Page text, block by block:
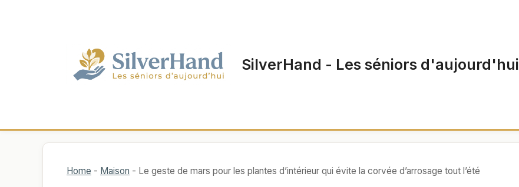
SilverHand - Les séniors d'aujourd'hui
Home - Maison - Le geste de mars pour les plantes d’intérieur qui évite la corvée d’arrosage tout l’été